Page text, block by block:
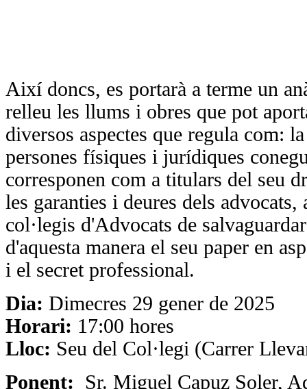
Així doncs, es portarà a terme un
relleu les llums i obres que pot
diversos aspectes que regula com:
persones físiques i jurídiques
corresponen com a titulars del seu
les garanties i deures dels
col·legis d'Advocats de
d'aquesta manera el seu paper en
i el secret professional.
Dia: Dimecres 29 gener de 2025
Horari: 17:00 hores
Lloc: Seu del Col·legi (Carrer
Ponent: Sr. Miguel Capuz Soler,